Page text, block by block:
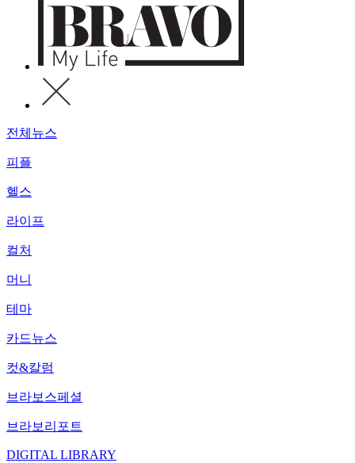
전체뉴스
피플
헬스
라이프
컬처
머니
테마
카드뉴스
컷&칼럼
브라보스페셜
브라보리포트
DIGITAL LIBRARY